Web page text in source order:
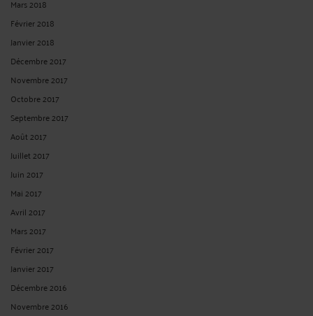
Mars 2018
Février 2018
Janvier 2018
Décembre 2017
Novembre 2017
Octobre 2017
Septembre 2017
Août 2017
Juillet 2017
Juin 2017
Mai 2017
Avril 2017
Mars 2017
Février 2017
Janvier 2017
Décembre 2016
Novembre 2016